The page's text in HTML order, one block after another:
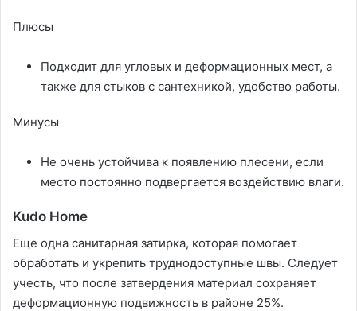
Плюсы
Подходит для угловых и деформационных мест, а
также для стыков с сантехникой, удобство работы.
Минусы
Не очень устойчива к появлению плесени, если
место постоянно подвергается воздействию влаги.
Kudo Home
Еще одна санитарная затирка, которая помогает
обработать и укрепить труднодоступные швы. Следует
учесть, что после затвердения материал сохраняет
деформационную подвижность в районе 25%.